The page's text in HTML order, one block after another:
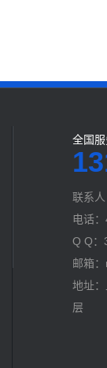
全国
联系
电话
Q Q：
邮箱
地址
层